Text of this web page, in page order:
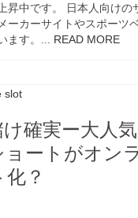
昇中です。 日本人向けの
ーカーサイトやスポーツ
ます。... READ MORE
確実ー大人
ートがオン
？